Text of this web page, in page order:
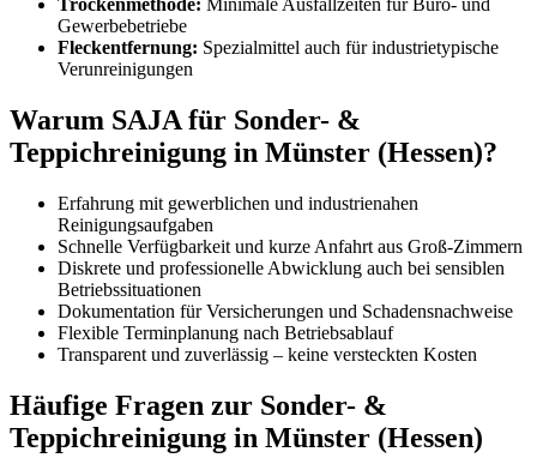
Trockenmethode: Minimale Ausfallzeiten für Büro- und
Gewerbebetriebe
Fleckentfernung: Spezialmittel auch für industrietypische
Verunreinigungen
Warum SAJA für Sonder- &
Teppichreinigung in Münster (Hessen)?
Erfahrung mit gewerblichen und industrienahen
Reinigungsaufgaben
Schnelle Verfügbarkeit und kurze Anfahrt aus Groß-Zimmern
Diskrete und professionelle Abwicklung auch bei sensiblen
Betriebssituationen
Dokumentation für Versicherungen und Schadensnachweise
Flexible Terminplanung nach Betriebsablauf
Transparent und zuverlässig – keine versteckten Kosten
Häufige Fragen zur Sonder- &
Teppichreinigung in Münster (Hessen)